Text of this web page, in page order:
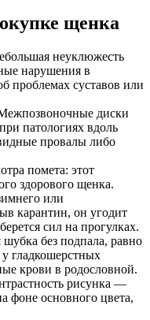
щенка
неуклюжесть
нарушения в
проблемах суставов или
диски
патологиях вдоль
провалы либо
помета: этот
здорового щенка.
или
карантин, он угодит
сил на прогулках.
без подпала, равно
у гладкошерстных
крови в родословной.
рисунка —
фоне основного цвета,